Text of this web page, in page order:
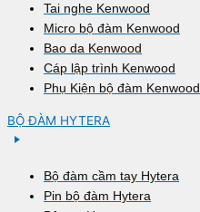
Tai nghe Kenwood
Micro bộ đàm Kenwood
Bao da Kenwood
Cáp lập trình Kenwood
Phụ Kiện bộ đàm Kenwood
BỘ ĐÀM HYTERA
Bộ đàm cầm tay Hytera
Pin bộ đàm Hytera